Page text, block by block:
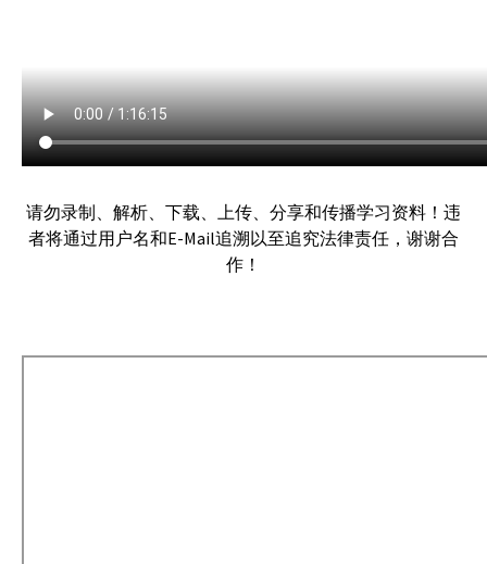
请勿录制、解析、下载、上传、分享和传播学习资料！违
者将通过用户名和E-Mail追溯以至追究法律责任，谢谢合
作！